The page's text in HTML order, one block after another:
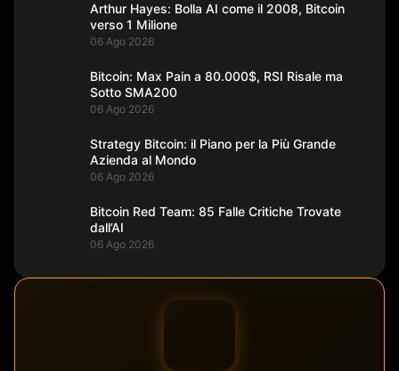
Arthur Hayes: Bolla AI come il 2008, Bitcoin
verso 1 Milione
06 Ago 2026
Bitcoin: Max Pain a 80.000$, RSI Risale ma
Sotto SMA200
06 Ago 2026
Strategy Bitcoin: il Piano per la Più Grande
Azienda al Mondo
06 Ago 2026
Bitcoin Red Team: 85 Falle Critiche Trovate
dall’AI
06 Ago 2026